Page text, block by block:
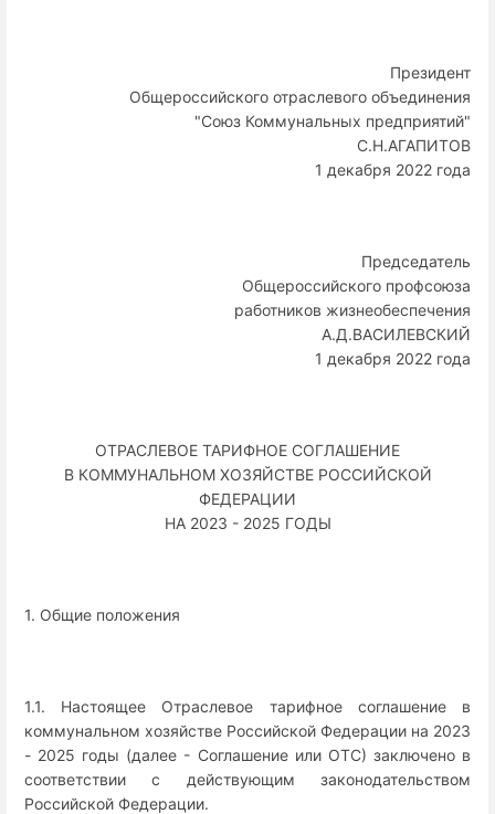
Президент
Общероссийского отраслевого объединения
"Союз Коммунальных предприятий"
С.Н.АГАПИТОВ
1 декабря 2022 года
Председатель
Общероссийского профсоюза
работников жизнеобеспечения
А.Д.ВАСИЛЕВСКИЙ
1 декабря 2022 года
ОТРАСЛЕВОЕ ТАРИФНОЕ СОГЛАШЕНИЕ
В КОММУНАЛЬНОМ ХОЗЯЙСТВЕ РОССИЙСКОЙ
ФЕДЕРАЦИИ
НА 2023 - 2025 ГОДЫ
1. Общие положения
1.1. Настоящее Отраслевое тарифное соглашение в
коммунальном хозяйстве Российской Федерации на 2023
- 2025 годы (далее - Соглашение или ОТС) заключено в
соответствии с действующим законодательством
Российской Федерации.